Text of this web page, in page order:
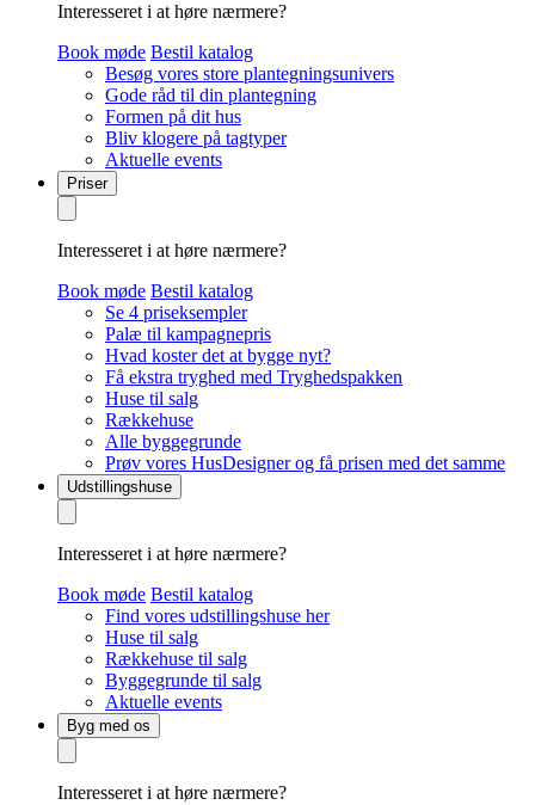
Interesseret i at høre nærmere?
Book møde Bestil katalog
Besøg vores store plantegningsunivers
Gode råd til din plantegning
Formen på dit hus
Bliv klogere på tagtyper
Aktuelle events
Priser
Interesseret i at høre nærmere?
Book møde Bestil katalog
Se 4 priseksempler
Palæ til kampagnepris
Hvad koster det at bygge nyt?
Få ekstra tryghed med Tryghedspakken
Huse til salg
Rækkehuse
Alle byggegrunde
Prøv vores HusDesigner og få prisen med det samme
Udstillingshuse
Interesseret i at høre nærmere?
Book møde Bestil katalog
Find vores udstillingshuse her
Huse til salg
Rækkehuse til salg
Byggegrunde til salg
Aktuelle events
Byg med os
Interesseret i at høre nærmere?